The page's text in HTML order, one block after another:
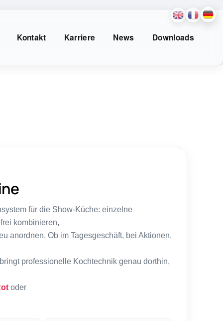
Kontakt Karriere News Downloads
für die Show-Küche: einzelne
kombinieren,
anordnen. Ob im Tagesgeschäft, bei Aktionen,
professionelle Kochtechnik genau dorthin,
oder